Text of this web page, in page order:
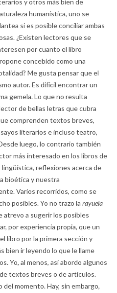
y otros más bien de
humanística, uno se
si es posible conciliar ambas
¿Existen lectores que se
por cuanto el libro
concebido como una
Me gusta pensar que el
autor. Es difícil encontrar un
gemela. Lo que no resulta
de bellas letras que cubra
comprenden textos breves,
literarios e incluso teatro,
luego, lo contrario también
más interesado en los libros de
reflexiones acerca de
bioética y nuestra
Varios recorridos, como se
posibles. Yo no trazo la rayuela
atrevo a sugerir los posibles
por experiencia propia, que un
libro por la primera sección y
bien ir leyendo lo que le llame
Yo, al menos, así abordo algunos
textos breves o de artículos.
momento. Hay, sin embargo,